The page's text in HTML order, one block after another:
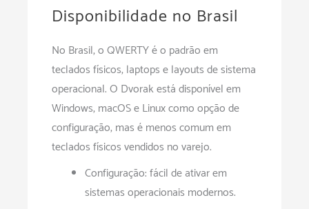
Disponibilidade no Brasil
No Brasil, o QWERTY é o padrão em
teclados físicos, laptops e layouts de sistema
operacional. O Dvorak está disponível em
Windows, macOS e Linux como opção de
configuração, mas é menos comum em
teclados físicos vendidos no varejo.
Configuração: fácil de ativar em
sistemas operacionais modernos.